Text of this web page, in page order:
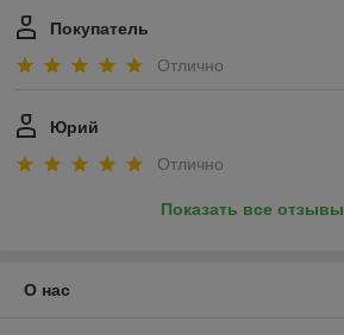
Покупатель
Отлично
Юрий
Отлично
Показать все отзывы
О нас